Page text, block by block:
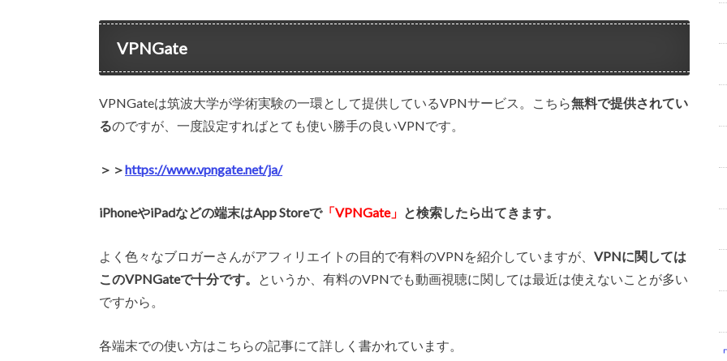
VPNGate
VPNGateは筑波大学が学術実験の一環として提供しているVPNサービス。こちら無料で提供されてい
るのですが、一度設定すればとても使い勝手の良いVPNです。
＞＞https://www.vpngate.net/ja/
iPhoneやiPadなどの端末はApp Storeで「VPNGate」 と検索したら出てきます。
よく色々なブロガーさんがアフィリエイトの目的で有料のVPNを紹介していますが、 VPNに関しては
このVPNGateで十分です。
というか、有料のVPNでも動画視聴に関しては最近は使えないことが多い
ですから。
各端末での使い方はこちらの記事にて詳しく書かれています。